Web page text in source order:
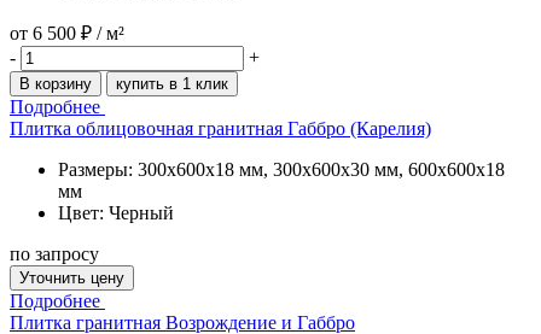
от 6 500 ₽ / м²
-
+
В корзину купить в 1 клик
Подробнее
Плитка облицовочная гранитная Габбро (Карелия)
Размеры: 300x600x18 мм, 300x600x30 мм, 600x600x18
мм
Цвет: Черный
по запросу
Уточнить цену
Подробнее
Плитка гранитная Возрождение и Габбро